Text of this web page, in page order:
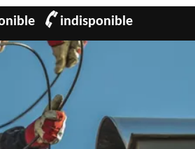
indisponible